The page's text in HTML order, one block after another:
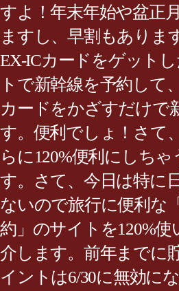
すよ！年末年始や盆正
ますし、早割もありま
EX-ICカードをゲット
トで新幹線を予約して
カードをかざすだけで
す。便利でしょ！さて
らに120%便利にしち
す。さて、今日は特に
ないので旅行に便利な
約」のサイトを120%
介します。前年までに
イントは6/30に無効に